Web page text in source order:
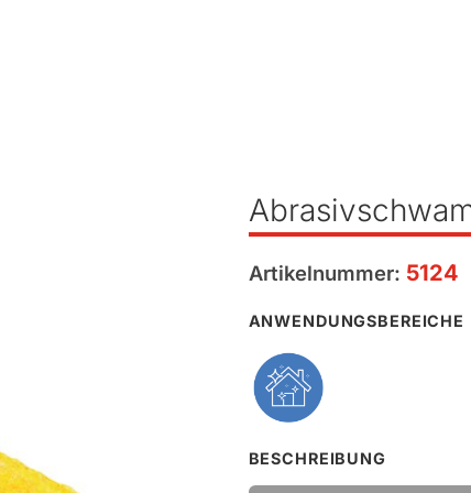
Artikelnummer: 5124
ANWENDUNGSBEREICHE
BESCHREIBUNG